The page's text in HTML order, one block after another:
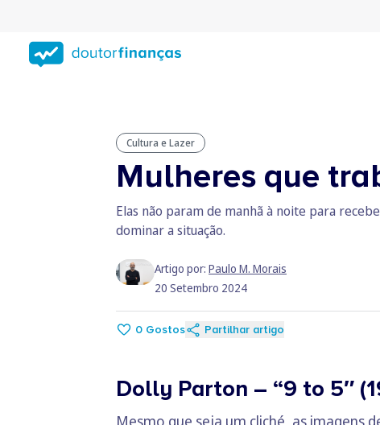
conteúdo
principal
Cultura e Lazer
Mulheres que
Elas não param de manhã à noite para
dominar a situação.
Artigo por: Paulo M. Morais
20 Setembro 2024
0 Gostos Partilhar artigo
Dolly Parton – “9 to 5″
Mesmo que seja um cliché, as imagens